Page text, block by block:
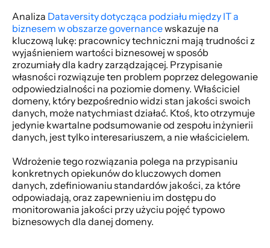
Analiza Dataversity dotycząca podziału między IT a
biznesem w obszarze governance wskazuje na
kluczową lukę: pracownicy techniczni mają trudności z
wyjaśnieniem wartości biznesowej w sposób
zrozumiały dla kadry zarządzającej. Przypisanie
własności rozwiązuje ten problem poprzez delegowanie
odpowiedzialności na poziomie domeny. Właściciel
domeny, który bezpośrednio widzi stan jakości swoich
danych, może natychmiast działać. Ktoś, kto otrzymuje
jedynie kwartalne podsumowanie od zespołu inżynierii
danych, jest tylko interesariuszem, a nie właścicielem.
Wdrożenie tego rozwiązania polega na przypisaniu
konkretnych opiekunów do kluczowych domen
danych, zdefiniowaniu standardów jakości, za które
odpowiadają, oraz zapewnieniu im dostępu do
monitorowania jakości przy użyciu pojęć typowo
biznesowych dla danej domeny.